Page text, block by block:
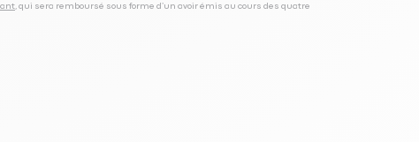
, qui sera remboursé sous forme d’un avoir émis au cours des quatre